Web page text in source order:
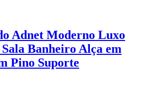
Adnet Moderno Luxo
Banheiro Alça em
Pino Suporte